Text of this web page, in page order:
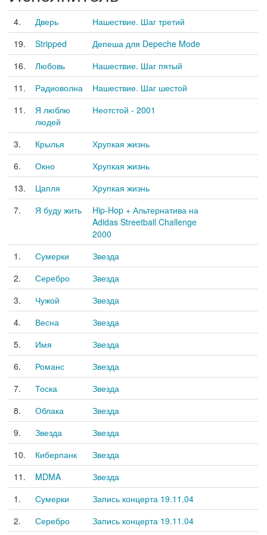
4. Дверь
Нашествие. Шаг третий
19.
Stripped
Депеша для Depeche Mode
16.
Любовь
Нашествие. Шаг пятый
11.
Радиоволна
Нашествие. Шаг шестой
11.
Я люблю
людей
Неотстой - 2001
3. Крылья
Хрупкая жизнь
6.
Окно
Хрупкая жизнь
13.
Цапля
Хрупкая жизнь
7.
Я буду жить
Hip-Hop + Альтернатива на
Adidas Streetball Challenge
2000
1.
Сумерки
Звезда
2.
Серебро
Звезда
3.
Чужой
Звезда
4.
Весна
Звезда
5.
Имя
Звезда
6.
Романс
Звезда
7.
Тоска
Звезда
8.
Облака
Звезда
9.
Звезда
Звезда
10.
Киберпанк
Звезда
11.
MDMA
Звезда
1.
Сумерки
Запись концерта 19.11.04
2.
Серебро
Запись концерта 19.11.04